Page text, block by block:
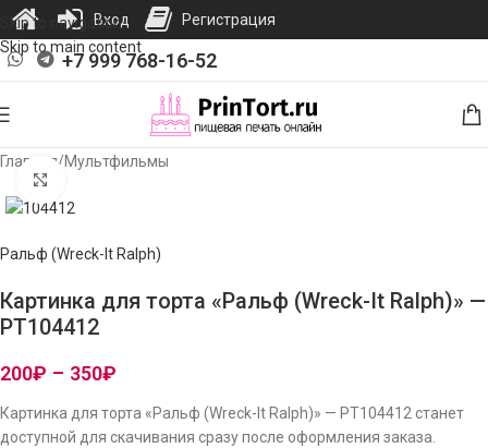
Skip to navigation
Skip to main content
+7 999 768-16-52
Главная/Мультфильмы
Ральф (Wreck-It Ralph)
Картинка для торта «Ральф (Wreck-It Ralph)» —
PT104412
200₽ – 350₽
Картинка для торта «Ральф (Wreck-It Ralph)» — PT104412 станет
доступной для скачивания сразу после оформления заказа.
Вход Регистрация